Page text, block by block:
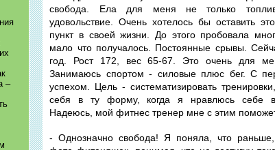
–
свобода. Ела для меня не только
удовольствие. Очень хотелось бы оставить
пункт в своей жизни. До этого пробовала
мало что получалось. Постоянные срывы.
год. Рост 172, вес 65-67. Это очень для
Занимаюсь спортом - силовые плюс бег. С
успехом. Цель - систематизировать
себя в ту форму, когда я нравлюсь себе в
Надеюсь, мой фитнес тренер мне с этим
- Однозначно свобода! Я поняла, что